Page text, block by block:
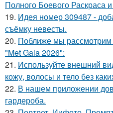
Полного Боевого Раскраса
19. Идея номер 309487 -
съёмку невесты.
20. Поближе мы
"Met Gala 2026":
21. Используйте внешний
кожу, волосы и тело без
22. В нашем приложении
гардероба.